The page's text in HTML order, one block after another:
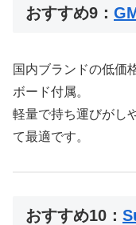
おすすめ9：
国内ブランドの低価
ボード付属。
軽量で持ち運びがし
て最適です。
おすすめ10：